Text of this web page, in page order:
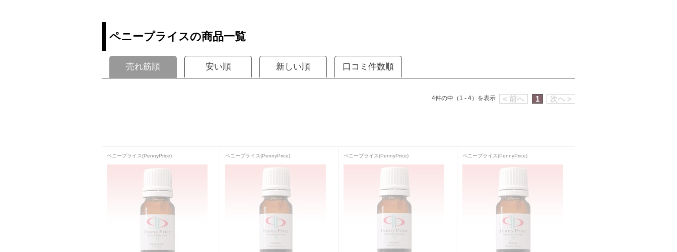
ペニープライスの商品一覧
売れ筋順 安い順 新しい順 口コミ件数順
< 前へ 1 次へ >
4件の中（1 - 4）を表示
ペニープライス(PennyPrice) ペニープライス(PennyPrice) ペニープライス(PennyPrice) ペニープライス(PennyPrice)